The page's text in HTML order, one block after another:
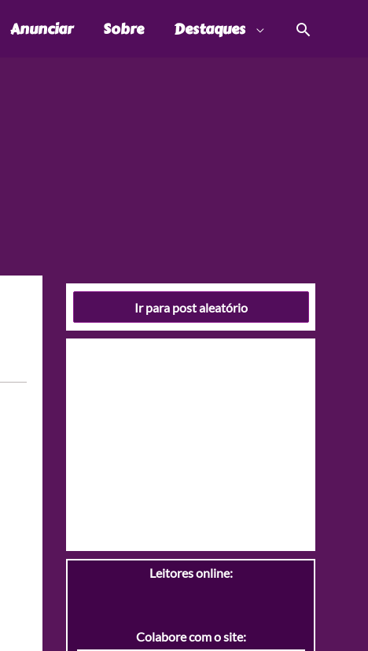
Anunciar Sobre Destaques
Ir para post aleatório
Leitores online:
Colabore com o site: